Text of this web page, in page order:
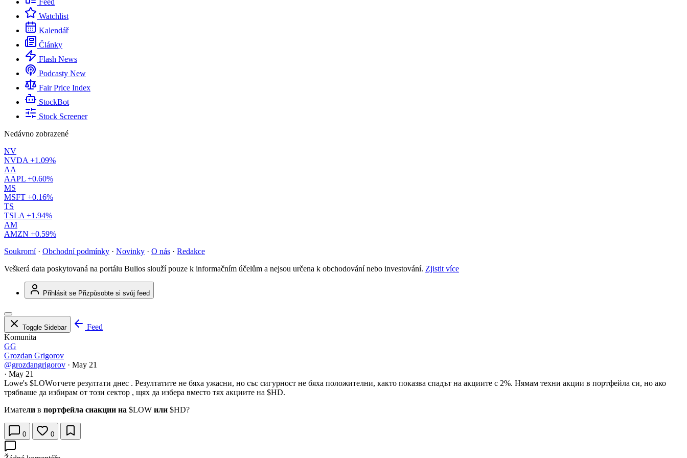
Feed
Watchlist
Kalendář
Články
Flash News
Podcasty New
Fair Price Index
StockBot
Stock Screener
Nedávno zobrazené
NV
NVDA +1.09%
AA
AAPL +0.60%
MS
MSFT +0.16%
TS
TSLA +1.94%
AM
AMZN +0.59%
Soukromí · Obchodní podmínky · Novinky · O nás · Redakce
Veškerá data poskytovaná na portálu Bulios slouží pouze k informačním účelům a nejsou určena k obchodování nebo investování. Zjistit více
Přihlásit se Přizpůsobte si svůj feed
Toggle Sidebar
Feed
Komunita
GG
Grozdan Grigorov
@grozdangrigorov · May 21
· May 21
Lowe's $LOWотчете резултати днес . Резултатите не бяха ужасни, но със сигурност не бяха положителни, както показва спадът на акциите с 2%. Нямам техни акции в портфейла си, но ако
трябваше да избирам от този сектор , щях да избера вместо тях акциите на $HD.
Иматели в портфейла сиакции на $LOW или $HD?
0 0